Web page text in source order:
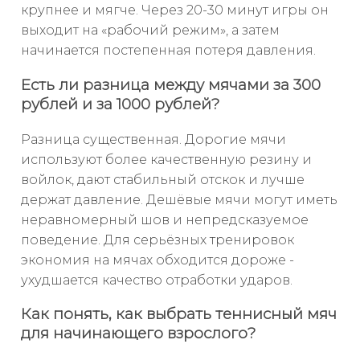
крупнее и мягче. Через 20-30 минут игры он
выходит на «рабочий режим», а затем
начинается постепенная потеря давления.
Есть ли разница между мячами за 300
рублей и за 1000 рублей?
Разница существенная. Дорогие мячи
используют более качественную резину и
войлок, дают стабильный отскок и лучше
держат давление. Дешёвые мячи могут иметь
неравномерный шов и непредсказуемое
поведение. Для серьёзных тренировок
экономия на мячах обходится дороже -
ухудшается качество отработки ударов.
Как понять, как выбрать теннисный мяч
для начинающего взрослого?